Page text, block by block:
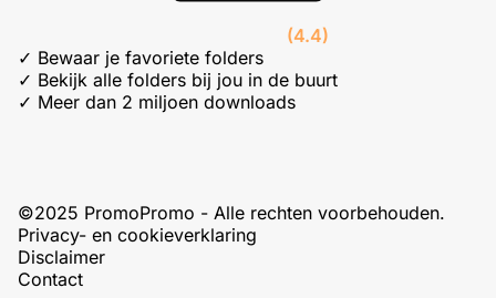
(4.4)
✓ Bewaar je favoriete folders
✓ Bekijk alle folders bij jou in de buurt
✓ Meer dan 2 miljoen downloads
©2025 PromoPromo - Alle rechten voorbehouden.
Privacy- en cookieverklaring
Disclaimer
Contact